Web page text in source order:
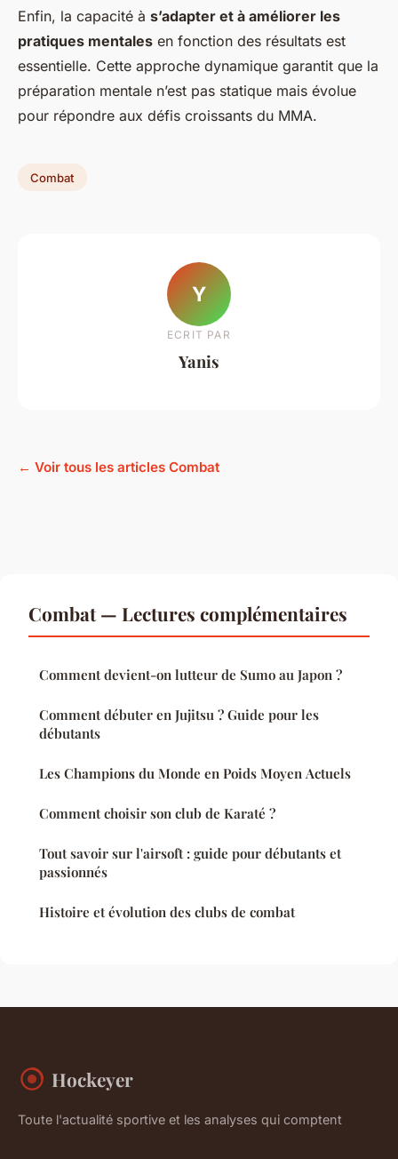
Enfin, la capacité à s’adapter et à améliorer les
pratiques mentales en fonction des résultats est
essentielle. Cette approche dynamique garantit que la
préparation mentale n’est pas statique mais évolue
pour répondre aux défis croissants du MMA.
Combat
Y
ECRIT PAR
Yanis
← Voir tous les articles Combat
Combat — Lectures complémentaires
Comment devient-on lutteur de Sumo au Japon ?
Comment débuter en Jujitsu ? Guide pour les
débutants
Les Champions du Monde en Poids Moyen Actuels
Comment choisir son club de Karaté ?
Tout savoir sur l'airsoft : guide pour débutants et
passionnés
Histoire et évolution des clubs de combat
Hockeyer
Toute l'actualité sportive et les analyses qui comptent